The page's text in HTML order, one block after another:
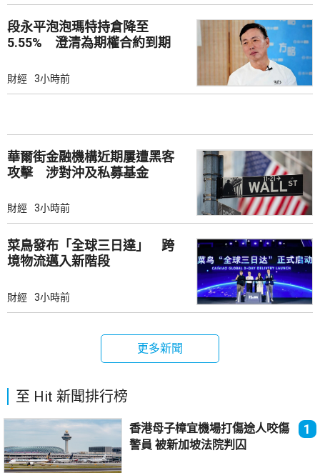
段永平泡泡瑪特持倉降至
5.55% 澄清為期權合約到期
財經 3小時前
華爾街金融機構近期屢遭黑客
攻擊 涉對沖及私募基金
財經 3小時前
菜鳥發布「全球三日達」 跨
境物流邁入新階段
財經 3小時前
更多新聞
至 Hit 新聞排行榜
香港母子樟宜機場打傷途人咬傷
警員 被新加坡法院判囚
1